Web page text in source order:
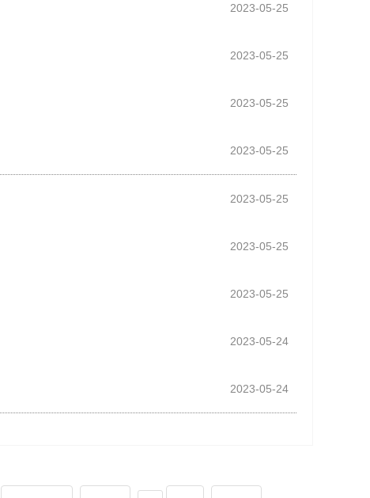
2023-05-25
2023-05-25
2023-05-25
2023-05-25
2023-05-25
2023-05-25
2023-05-25
2023-05-24
2023-05-24